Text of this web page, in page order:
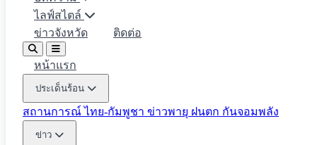
ไลฟ์สไตล์
ข่าวจังหวัด
ติดต่อ
หน้าแรก
ประเด็นร้อน
สถานการณ์ ไทย-กัมพูชา ข่าวพายุ ฝนตก กันจอมพลัง
ข่าว